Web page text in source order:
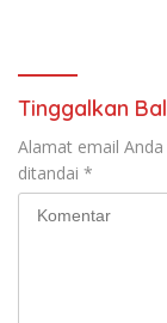
Tinggalkan
Alamat email
ditandai *